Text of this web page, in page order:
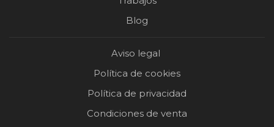
Blog
Aviso legal
Política de cookies
Política de privacidad
Condiciones de venta